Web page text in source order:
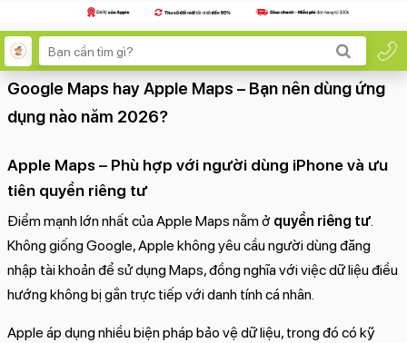
Google Maps hay Apple Maps – Bạn nên dùng ứng
dụng nào năm 2026?
Apple Maps – Phù hợp với người dùng iPhone và ưu
tiên quyền riêng tư
Điểm mạnh lớn nhất của Apple Maps nằm ở quyền riêng tư.
Không giống Google, Apple không yêu cầu người dùng đăng
nhập tài khoản để sử dụng Maps, đồng nghĩa với việc dữ liệu điều
hướng không bị gắn trực tiếp với danh tính cá nhân.
Apple áp dụng nhiều biện pháp bảo vệ dữ liệu, trong đó có kỹ